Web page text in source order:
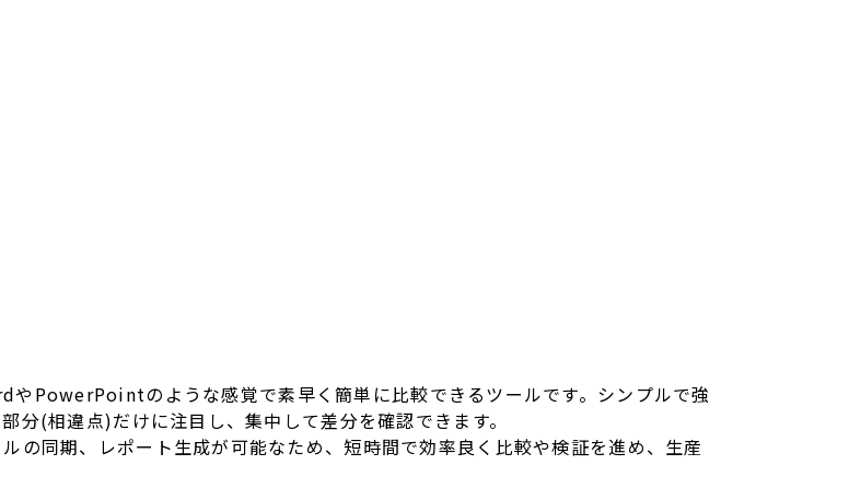
やPowerPointのような感覚で素早く簡単に比較できるツールです。シンプルで強
分(相違点)だけに注目し、集中して差分を確認できます。
の同期、レポート生成が可能なため、短時間で効率良く比較や検証を進め、生産